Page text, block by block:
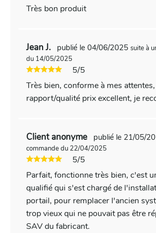
Très bon produit
Jean J. publié le 04/06/2025 suite à
du 14/05/2025
5/5
Très bien, conforme à mes attentes,
rapport/qualité prix excellent, je
Client anonyme publié le 21/05/
commande du 22/04/2025
5/5
Parfait, fonctionne très bien, c'est
qualifié qui s'est chargé de
portail, pour remplacer l'ancien
trop vieux qui ne pouvait pas être
SAV du fabricant.